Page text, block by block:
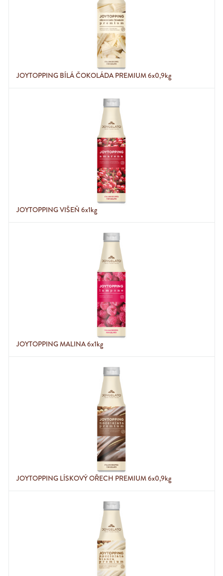
JOYTOPPING BÍLÁ ČOKOLÁDA PREMIUM 6x0,9kg
JOYTOPPING VIŠEŇ 6x1kg
JOYTOPPING MALINA 6x1kg
JOYTOPPING LÍSKOVÝ OŘECH PREMIUM 6x0,9kg